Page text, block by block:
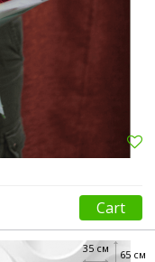
Cart
65 см
35 см